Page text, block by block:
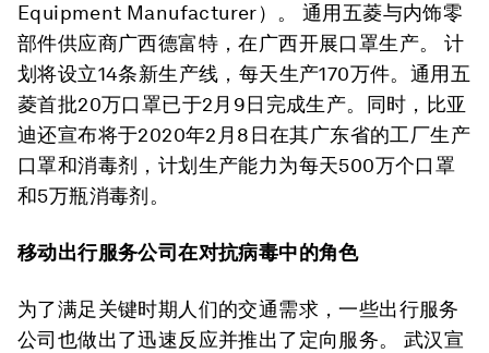
Equipment Manufacturer）。 通用五菱与内饰零
部件供应商广西德富特，在广西开展口罩生产。 计
划将设立14条新生产线，每天生产170万件。通用五
菱首批20万口罩已于2月9日完成生产。同时，比亚
迪还宣布将于2020年2月8日在其广东省的工厂生产
口罩和消毒剂，计划生产能力为每天500万个口罩
和5万瓶消毒剂。
移动出行服务公司在对抗病毒中的角色
为了满足关键时期人们的交通需求，一些出行服务
公司也做出了迅速反应并推出了定向服务。 武汉宣